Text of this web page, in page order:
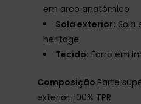
em arco anatómico
Sola exterior: Sola
heritage
Tecido: Forro em
Composição Parte
exterior: 100% TPR